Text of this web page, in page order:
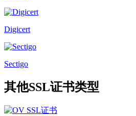
Digicert
Sectigo
其他SSL证书类型